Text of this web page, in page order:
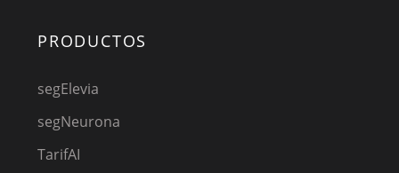
PRODUCTOS
segElevia
segNeurona
TarifAI